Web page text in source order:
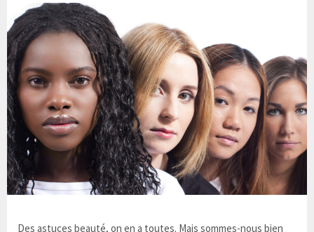
Des astuces beauté, on en a toutes. Mais sommes-nous bien